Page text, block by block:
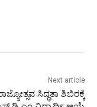
Next article
ಸಿದ್ಧತಾ ಶಿಬಿರಕ್ಕೆ